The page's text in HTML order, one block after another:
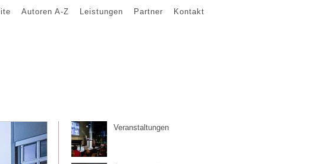
Autoren A-Z Leistungen Partner Kontakt
Veranstaltungen